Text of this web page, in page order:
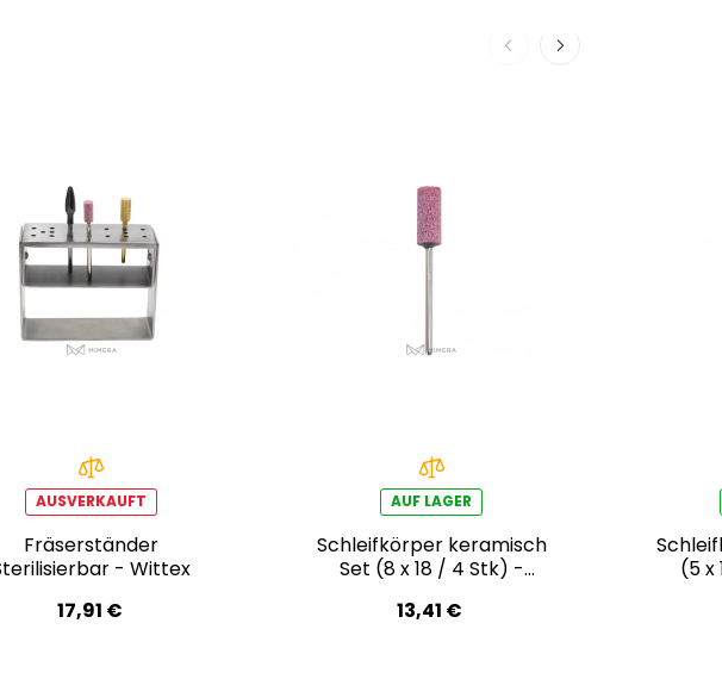
AUSVERKAUFT
Fräserständer
- Wittex
17,91 €
AUF LAGER
Schleifkörper keramisch
Set (8 x 18 / 4 Stk) -
13,41 €
(5 x